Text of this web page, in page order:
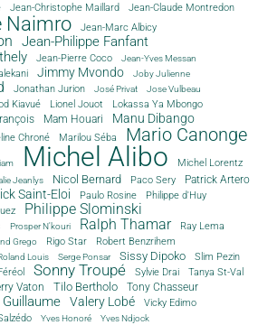
Jean-Christophe Maillard Jean-Claude Montredon
Naimro Jean-Marc Albicy
Jean-Philippe Fanfant
Jean-Pierre Coco Jean-Yves Messan
Jimmy Mvondo Joby Julienne
Jonathan Jurion José Privat Jose Vulbeau
Kiavué Lionel Jouot
Lokassa Ya Mbongo
Mam Houari Manu Dibango
Chroné Marilou Séba Mario Canonge
Michel Alibo Michel Lorentz
Jeanlys Nicol Bernard Paco Sery
Patrick Artero
Saint-Eloi Paulo Rosine
Philippe d'Huy
Philippe Slominski
Prosper N'kouri Ralph Thamar
Ray Lema
Grego Rigo Star Robert Benzrihem
Louis Serge Ponsar Sissy Dipoko Slim Pezin
Sonny Troupé Sylvie Drai Tanya St-Val
Vaton Tilo Bertholo Tony Chasseur
Valery Lobé Vicky Edimo
Yves Honoré Yves Ndjock